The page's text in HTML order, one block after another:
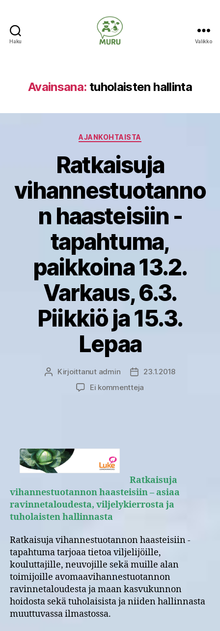
Haku Valikko
Avainsana: tuholaisten hallinta
Kategoriat
AJANKOHTAISTA
Ratkaisuja
vihannestuotanno
n haasteisiin -
tapahtuma,
paikkoina 13.2.
Varkaus, 6.3.
Piikkiö ja 15.3.
Lepaa
Kirjoittaja
Kirjoittanut admin Julkaisupäivämäärä
23.1.2018
Ei kommentteja
6.3.
Piikkiö
ja
Ratkaisuja
vihannestuotannon haasteisiin – asiaa
ravinnetaloudesta, viljelykierrosta ja
tuholaisten hallinnasta
Ratkaisuja vihannestuotannon haasteisiin -
tapahtuma tarjoaa tietoa viljelijöille,
kouluttajille, neuvojille sekä muille alan
toimijoille avomaavihannestuotannon
ravinnetaloudesta ja maan kasvukunnon
hoidosta sekä tuholaisista ja niiden hallinnasta
muuttuvassa ilmastossa.